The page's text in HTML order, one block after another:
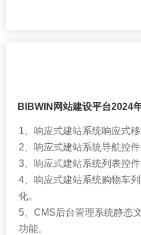
BIBWIN网站建设平台2024
1、响应式建站系统响应式
2、响应式建站系统导航控
3、响应式建站系统列表控件
4、响应式建站系统购物车
化。
5、CMS后台管理系统静态
功能。